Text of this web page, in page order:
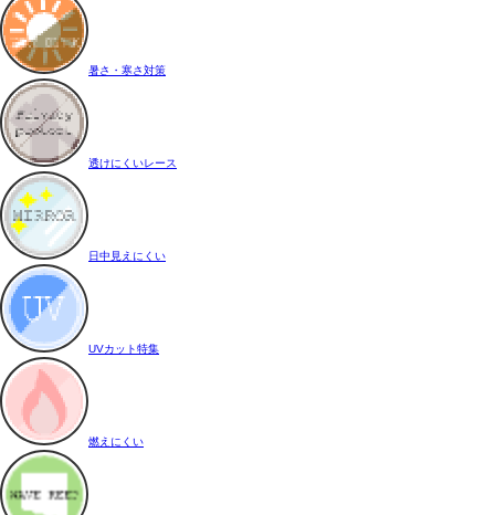
暑さ・寒さ対策
透けにくいレース
日中見えにくい
UVカット特集
燃えにくい